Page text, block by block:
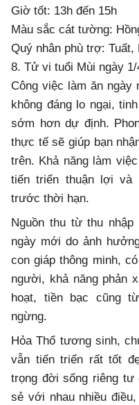
Giờ tốt: 13h đến 15h
Màu sắc cát tường:
Quý nhân phù trợ: Tuất,
8. Tử vi tuổi Mùi ngày 1/
Công việc làm ăn
không đáng lo ngại,
sớm hơn dự định.
thực tế sẽ giúp bạn
trên. Khả năng làm
tiến triển thuận lợi và
trước thời hạn.
Nguồn thu từ thu
ngày mới do ảnh
con giáp thông minh,
người, khả năng phản
hoạt, tiền bạc cũng
ngừng.
Hỏa Thổ tương sinh,
vẫn tiến triển rất tốt
trọng đời sống riêng tư
sẻ với nhau nhiều